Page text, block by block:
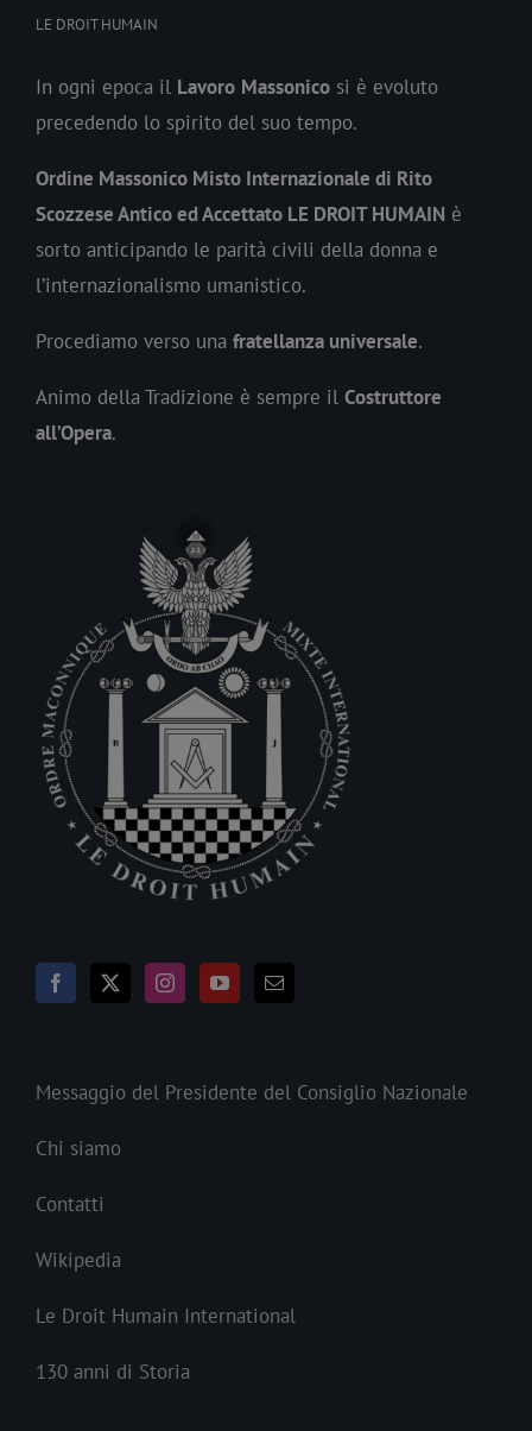
LE DROIT HUMAIN
In ogni epoca il Lavoro Massonico si è evoluto
precedendo lo spirito del suo tempo.
Ordine Massonico Misto Internazionale di Rito
Scozzese Antico ed Accettato LE DROIT HUMAIN è
sorto anticipando le parità civili della donna e
l’internazionalismo umanistico.
Procediamo verso una fratellanza universale.
Animo della Tradizione è sempre il Costruttore
all’Opera.
Messaggio del Presidente del Consiglio Nazionale
Chi siamo
Contatti
Wikipedia
Le Droit Humain International
130 anni di Storia